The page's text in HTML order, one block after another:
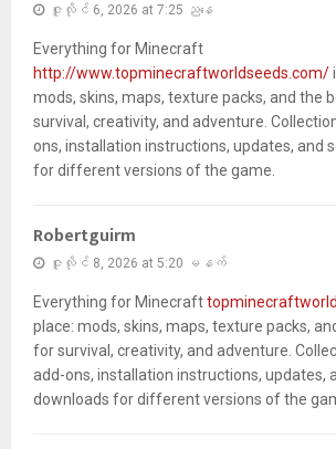
ဇူလိုင် 6, 2026 at 7:25 ညနေ
Everything for Minecraft
http://www.topminecraftworldseeds.com/
mods, skins, maps, texture packs, and the
survival, creativity, and adventure.
ons, installation instructions, updates, and
for different versions of the game.
Robertguirm
ဇူလိုင် 8, 2026 at 5:20 မနက်
Everything for Minecraft
place: mods, skins, maps, texture packs,
for survival, creativity, and adventure.
add-ons, installation instructions, updates,
downloads for different versions of the